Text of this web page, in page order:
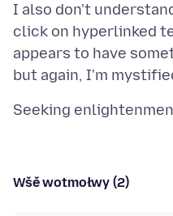
I also don't
click on hyperlinked
appears to have
Wšě wotmołwy (2)